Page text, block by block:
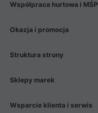
Współpraca hurtowa i MŚP
Okazja i promocja
Struktura strony
Sklepy marek
Wsparcie klienta i serwis